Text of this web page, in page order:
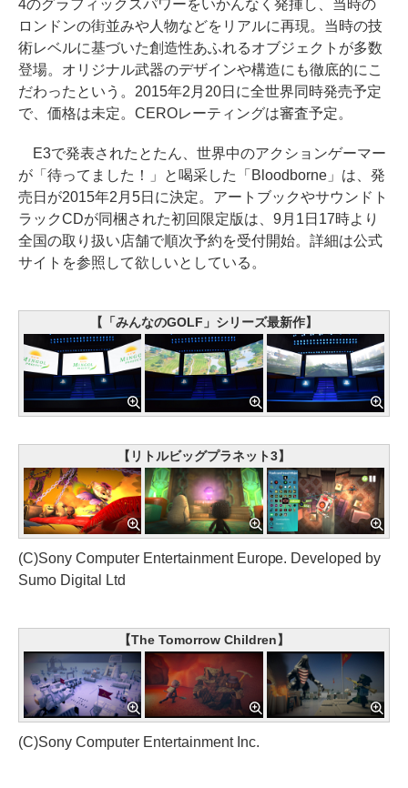
4のグラフィックスパワーをいかんなく発揮し、当時の
ロンドンの街並みや人物などをリアルに再現。当時の技
術レベルに基づいた創造性あふれるオブジェクトが多数
登場。オリジナル武器のデザインや構造にも徹底的にこ
だわったという。2015年2月20日に全世界同時発売予定
で、価格は未定。CEROレーティングは審査予定。
E3で発表されたとたん、世界中のアクションゲーマー
が「待ってました！」と喝采した「Bloodborne」は、発
売日が2015年2月5日に決定。アートブックやサウンドト
ラックCDが同梱された初回限定版は、9月1日17時より
全国の取り扱い店舗で順次予約を受付開始。詳細は公式
サイトを参照して欲しいとしている。
【「みんなのGOLF」シリーズ最新作】
【リトルビッグプラネット3】
(C)Sony Computer Entertainment Europe. Developed by
Sumo Digital Ltd
【The Tomorrow Children】
(C)Sony Computer Entertainment Inc.